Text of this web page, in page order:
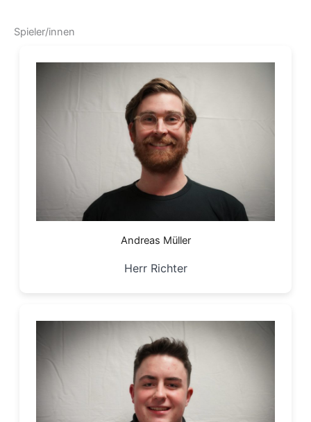
Spieler/innen
Andreas Müller
Herr Richter